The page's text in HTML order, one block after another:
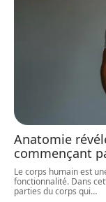
Anatomie
commençant
Le corps humain est
fonctionnalité. Dans
parties du corps qui…